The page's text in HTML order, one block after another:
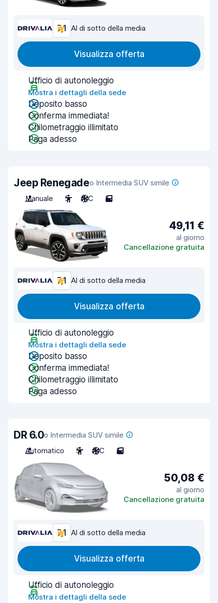
7,1 Al di sotto della media
Visualizza offerta
Ufficio di autonoleggio
Mostra i dettagli della sede
Deposito basso
Conferma immediata!
Chilometraggio illimitato
Paga adesso
Jeep Renegadeo Intermedia SUV simile
Manuale
5 A/C 5
49,11 €
al giorno
Cancellazione gratuita
7,1 Al di sotto della media
Visualizza offerta
Ufficio di autonoleggio
Mostra i dettagli della sede
Deposito basso
Conferma immediata!
Chilometraggio illimitato
Paga adesso
DR 6.0o Intermedia SUV simile
Automatico
5 A/C 5
50,08 €
al giorno
Cancellazione gratuita
7,1 Al di sotto della media
Visualizza offerta
Ufficio di autonoleggio
Mostra i dettagli della sede